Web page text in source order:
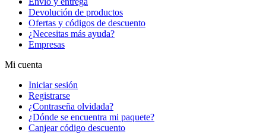
Devolución de productos
Ofertas y códigos de descuento
¿Necesitas más ayuda?
Empresas
Mi cuenta
Iniciar sesión
Registrarse
¿Contraseña olvidada?
¿Dónde se encuentra mi paquete?
Canjear código descuento